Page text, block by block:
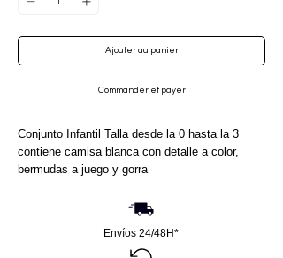
Ajouter au panier
Commander et payer
Conjunto Infantil Talla desde la 0 hasta la 3
contiene camisa blanca con detalle a color,
bermudas a juego y gorra
Envíos 24/48H*